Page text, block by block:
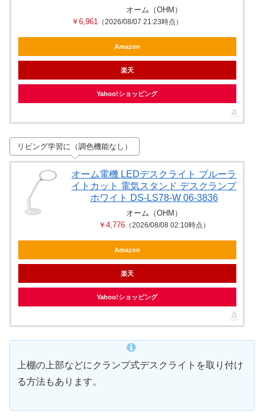
オーム（OHM）
￥6,961 （2026/08/07 21:23時点）
Amazon
楽天
Yahoo!ショッピング
リビング学習に（調色機能なし）
オーム電機 LEDデスクライト ブルーラ
イトカット 電気スタンド デスクランプ
ホワイト DS-LS78-W 06-3836
オーム（OHM）
￥4,776（2026/08/08 02:10時点）
Amazon
楽天
Yahoo!ショッピング
上棚の上部などにクランプ式デスクライトを取り付け
る方法もあります。